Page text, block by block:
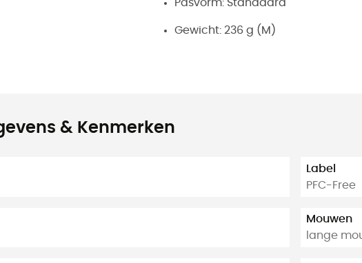
Pasvorm: Standaard
Gewicht: 236 g (M)
& Kenmerken
Label
PFC-Free
Mouwen
lange